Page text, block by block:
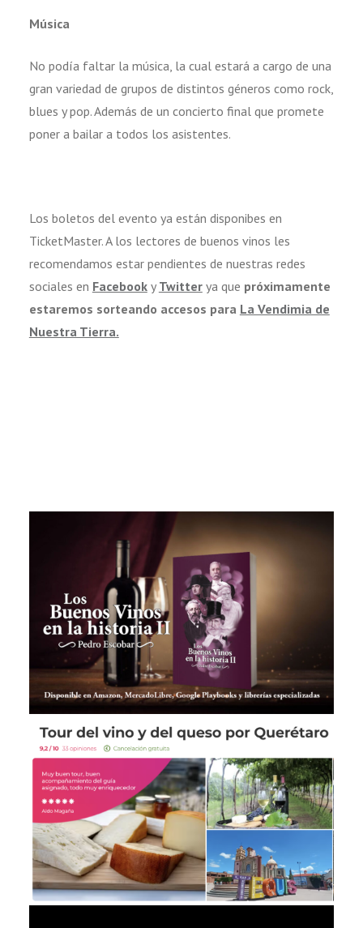
Música
No podía faltar la música, la cual estará a cargo de una
gran variedad de grupos de distintos géneros como rock,
blues y pop. Además de un concierto final que promete
poner a bailar a todos los asistentes.
Los boletos del evento ya están disponibes en
TicketMaster. A los lectores de buenos vinos les
recomendamos estar pendientes de nuestras redes
sociales en Facebooky Twitterya que próximamente
estaremos sorteando accesos para La Vendimia de
Nuestra Tierra.